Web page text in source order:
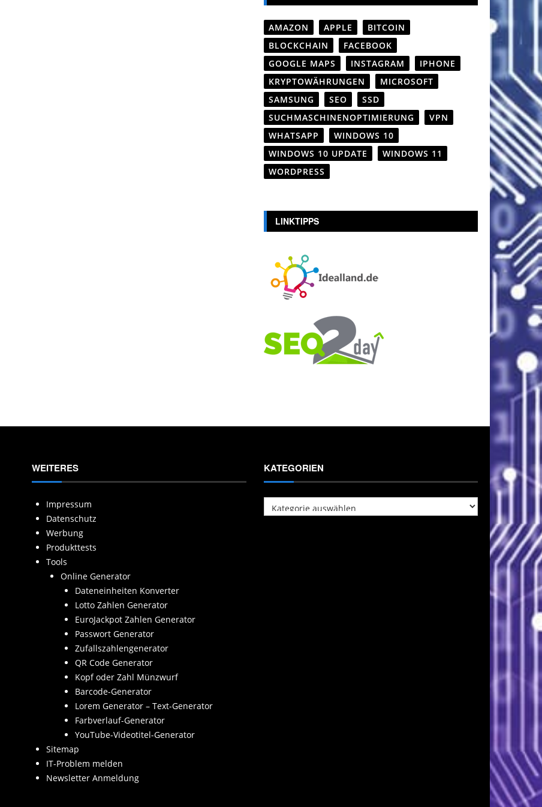
AMAZON APPLE
BITCOIN
BLOCKCHAIN
FACEBOOK
GOOGLE MAPS
INSTAGRAM
IPHONE
KRYPTOWÄHRUNGEN
MICROSOFT
SAMSUNG
SEO
SSD
SUCHMASCHINENOPTIMIERUNG
VPN
WHATSAPP
WINDOWS 10
WINDOWS 10 UPDATE
WINDOWS 11
WORDPRESS
LINKTIPPS
WEITERES
Impressum
Datenschutz
Werbung
Produkttests
Tools
Online Generator
Dateneinheiten Konverter
Lotto Zahlen Generator
EuroJackpot Zahlen Generator
Passwort Generator
Zufallszahlengenerator
QR Code Generator
Kopf oder Zahl Münzwurf
Barcode-Generator
Lorem Generator – Text-Generator
Farbverlauf-Generator
YouTube-Videotitel-Generator
Sitemap
IT-Problem melden
Newsletter Anmeldung
KATEGORIEN
Kategorien